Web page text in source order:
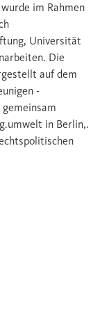
im Rahmen
Universität
Die
auf dem
-
gemeinsam
in Berlin,.